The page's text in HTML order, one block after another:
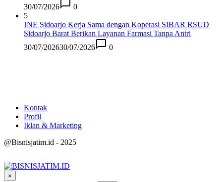
30/07/2026
0
5
JNE Sidoarjo Kerja Sama dengan Koperasi SIBAR RSUD
Sidoarjo Barat Berikan Layanan Farmasi Tanpa Antri
30/07/202630/07/2026 0
Kontak
Profil
Iklan & Marketing
@Bisnisjatim.id - 2025
×